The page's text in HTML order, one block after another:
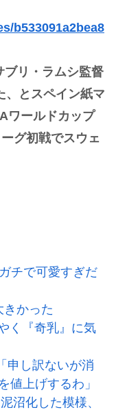
b533091a2bea8
ブリ・ラムシ監督
、とスペイン紙マ
ワールドカップ
グ初戦でスウェ
チで可愛すぎだ
かった
く『奇乳』に気
申し訳ないが消
値上げするわ」
沼化した模様、